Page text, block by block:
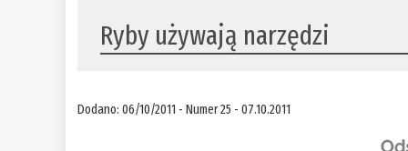
Ryby używają narzędzi
Dodano: 06/10/2011 - Numer 25 - 07.10.2011